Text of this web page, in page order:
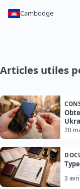
Cambodge
Articles utiles
20
3